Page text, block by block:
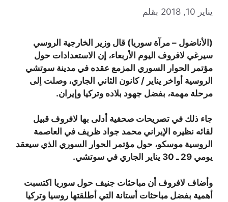
يناير 10, 2018 بقلم
(الأناضول – مرآة سوريا) قال وزير الخارجية الروسي
سيرغي لافروف اليوم الأربعاء، إن الاستعدادات حول
مؤتمر الحوار السوري المزمع عقده في مدينة سوتشي
الروسية أواخر يناير / كانون الثاني الجاري، وصلت إلى
مرحلة مهمة، بفضل جهود بلاده وتركيا وإيران.
جاء ذلك في تصريحات صحفية أدلى بها لافروف قبيل
لقائه نظيره الإيراني محمد جواد ظريف في العاصمة
الروسية موسكو، حول مؤتمر الحوار السوري الذي سيعقد
يومي 29 ـ 30 يناير الجاري في سوتشي.
وأضاف لافروف أن مباحثات جنيف حول سوريا اكتسبت
أهمية بفضل مباحثات أستانة التي أطلقتها روسيا وتركيا